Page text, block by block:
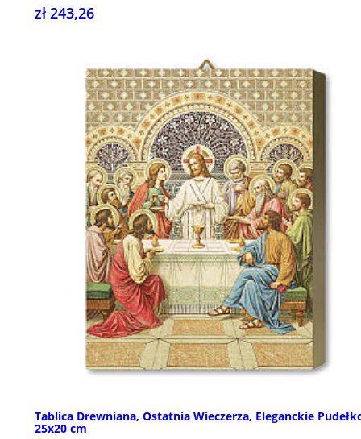
zł 243,26
Tablica Drewniana, Ostatnia Wieczerza, Eleganckie
25x20 cm